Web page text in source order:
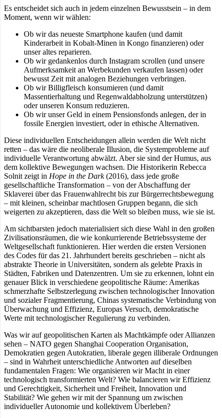
Es entscheidet sich auch in jedem einzelnen Bewusstsein – in dem
Moment, wenn wir wählen:
Ob wir das neueste Smartphone kaufen (und damit
Kinderarbeit in Kobalt-Minen in Kongo finanzieren) oder
unser altes reparieren.
Ob wir gedankenlos durch Instagram scrollen (und unsere
Aufmerksamkeit an Werbekunden verkaufen lassen) oder
bewusst Zeit mit analogen Beziehungen verbringen.
Ob wir Billigfleisch konsumieren (und damit
Massentierhaltung und Regenwaldabholzung unterstützen)
oder unseren Konsum reduzieren.
Ob wir unser Geld in einem Pensionsfonds anlegen, der in
fossile Energien investiert, oder in ethische Alternativen.
Diese individuellen Entscheidungen allein werden die Welt nicht
retten – das wäre die neoliberale Illusion, die Systemprobleme auf
individuelle Verantwortung abwälzt. Aber sie sind der Humus, aus
dem kollektive Bewegungen wachsen. Die Historikerin Rebecca
Solnit zeigt in Hope in the Dark(2016), dass jede große
gesellschaftliche Transformation – von der Abschaffung der
Sklaverei über das Frauenwahlrecht bis zur Bürgerrechtsbewegung
– mit kleinen, scheinbar machtlosen Gruppen begann, die sich
weigerten zu akzeptieren, dass die Welt so bleiben muss, wie sie ist.
Am sichtbarsten jedoch materialisiert sich diese Wahl in den großen
Zivilisationsräumen, die wie konkurrierende Betriebssysteme der
Weltgesellschaft funktionieren. Hier werden die ersten Versionen
des Codes für das 21. Jahrhundert bereits geschrieben – nicht als
abstrakte Theorie in Universitäten, sondern als gelebte Praxis in
Städten, Fabriken und Datenzentren. Um sie zu erkennen, lohnt ein
genauer Blick in verschiedene geopolitische Räume: Amerikas
schmerzhafte Selbstzerlegung zwischen technologischer Innovation
und sozialer Fragmentierung, Chinas systematische Verbindung von
Überwachung und Effizienz, Europas Versuch, demokratische
Werte mit technologischer Regulierung zu verbinden.
Was wir auf geopolitischen Karten als Machtkämpfe oder Allianzen
sehen – NATO gegen Shanghai Cooperation Organisation,
Demokratien gegen Autokratien, liberale gegen illiberale Ordnungen
– sind in Wahrheit unterschiedliche Antworten auf dieselben
fundamentalen Fragen: Wie organisieren wir Macht in einer
technologisch transformierten Welt? Wie balancieren wir Effizienz
und Gerechtigkeit, Sicherheit und Freiheit, Innovation und
Stabilität? Wie gehen wir mit der Spannung um zwischen
individueller Autonomie und kollektivem Überleben?